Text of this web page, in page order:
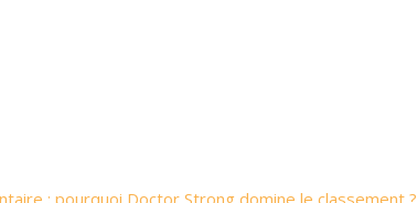
: pourquoi Doctor Strong domine le classement ?